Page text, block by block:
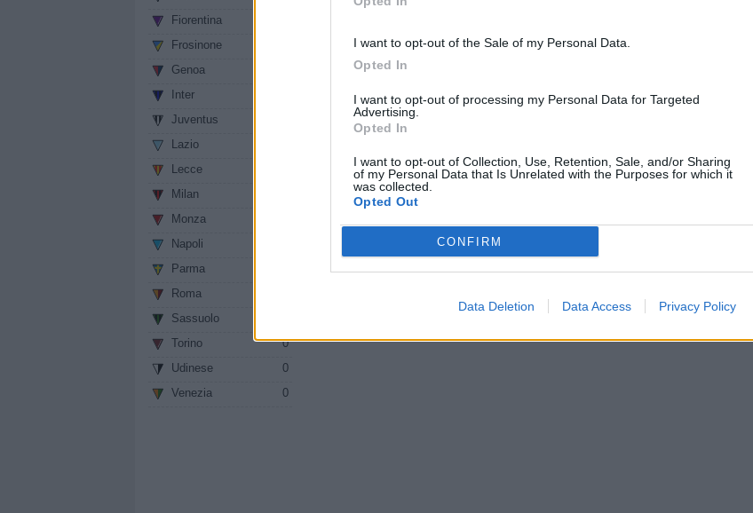
I want to opt-out of the Sale of my Personal Data.
Opted In
I want to opt-out of processing my Personal Data for Targeted
Advertising.
Opted In
I want to opt-out of Collection, Use, Retention, Sale, and/or Sharing
of my Personal Data that Is Unrelated with the Purposes for which it
was collected.
Opted Out
CONFIRM
Data Deletion Data Access Privacy Policy
Fiorentina
Frosinone
Genoa
Inter
Juventus
Lazio
Lecce
Milan
Monza
Napoli
Parma
Roma
Sassuolo
Torino
0
Udinese
0
Venezia
0
SUL 4-2-3-1 COME MODULO ALTERNATIVO -
dall'altra parte comunque concede libertà ad altri e tante volte questi
riescono ad incidere. Quello che conta è riadattarci a qualsiasi
tipologia di partita sempre con l'obiettivo di vincere".
News
Autore: Redazione
vedi letture